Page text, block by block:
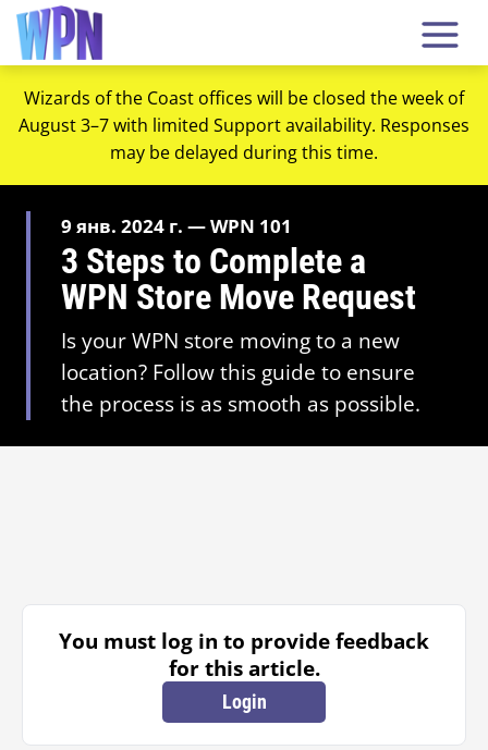
Wizards of the Coast offices will be closed the week of
August 3–7 with limited Support availability. Responses
may be delayed during this time.
9 янв. 2024 г. — WPN 101
3 Steps to Complete a
WPN Store Move Request
Is your WPN store moving to a new
location? Follow this guide to ensure
the process is as smooth as possible.
You must log in to provide feedback
for this article.
Login